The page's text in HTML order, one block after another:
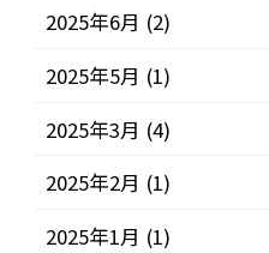
2025年6月 (2)
2025年5月 (1)
2025年3月 (4)
2025年2月 (1)
2025年1月 (1)